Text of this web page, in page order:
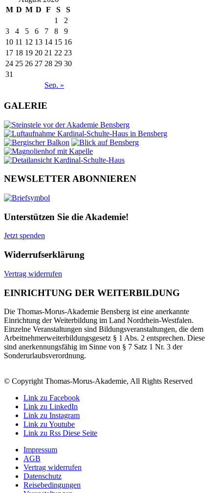
M D M D F S S
Sep. »
1
2
3
4 5 6 7 8
9
10 11 12 13 14 15 16
17 18 19 20 21 22 23
24 25 26 27 28 29 30
31
GALERIE
NEWSLETTER ABONNIEREN
Unterstützen Sie die Akademie!
Jetzt spenden
Widerrufserklärung
Vertrag widerrufen
EINRICHTUNG DER WEITERBILDUNG
Die Thomas-Morus-Akademie Bensberg ist eine anerkannte
Einrichtung der Weiterbildung im Land Nordrhein-Westfalen.
Einzelne Veranstaltungen sind Bildungsveranstaltungen, die dem
Arbeitnehmerweiterbildungsgesetz § 1 Abs. 2 entsprechen. Diese
sind anerkennungsfähig im Sinne von § 7 Satz 1 Nr. 3 der
Sonderurlaubsverordnung.
© Copyright Thomas-Morus-Akademie, All Rights Reserved
Link zu Facebook
Link zu LinkedIn
Link zu Instagram
Link zu Youtube
Link zu Rss Diese Seite
Impressum
AGB
Vertrag widerrufen
Datenschutz
Reisebedingungen